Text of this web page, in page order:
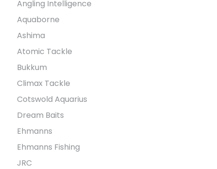
Angling Intelligence
Aquaborne
Ashima
Atomic Tackle
Bukkum
Climax Tackle
Cotswold Aquarius
Dream Baits
Ehmanns
Ehmanns Fishing
JRC